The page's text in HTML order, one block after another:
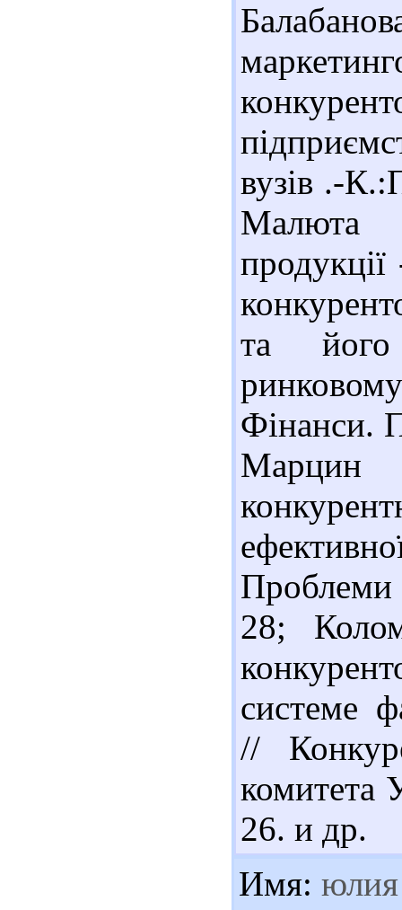
вузів .-
Малюта
та його
Фінанси.
Марцин
28;
системе
//
26. и др.
Имя: юлия